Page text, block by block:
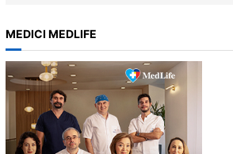
r
c
h
MEDICI MEDLIFE